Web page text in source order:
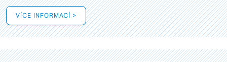
VÍCE INFORMACÍ >